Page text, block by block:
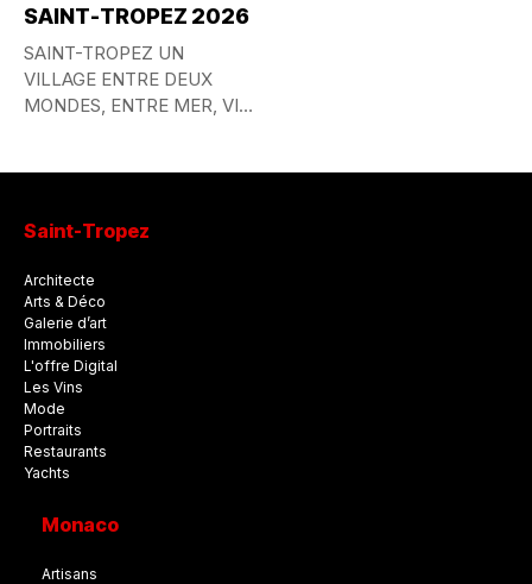
SAINT-TROPEZ 2026
SAINT-TROPEZ UN
VILLAGE ENTRE DEUX
MONDES, ENTRE MER, VIE
Saint-Tropez
Architecte
Arts & Déco
Galerie d’art
Immobiliers
L'offre Digital
Les Vins
Mode
Portraits
Restaurants
Yachts
Monaco
Artisans